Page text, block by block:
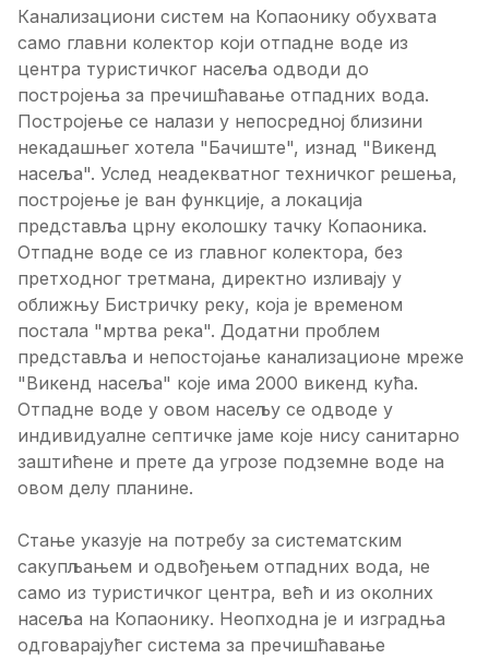
Канализациони систем на Копаонику обухвата
само главни колектор који отпадне воде из
центра туристичког насеља одводи до
постројења за пречишћавање отпадних вода.
Постројење се налази у непосредној близини
некадашњег хотела "Бачиште", изнад "Викенд
насеља". Услед неадекватног техничког решења,
постројење је ван функције, а локација
представља црну еколошку тачку Копаоника.
Отпадне воде се из главног колектора, без
претходног третмана, директно изливају у
оближњу Бистричку реку, која је временом
постала "мртва река". Додатни проблем
представља и непостојање канализационе мреже
"Викенд насеља" које има 2000 викенд кућа.
Отпадне воде у овом насељу се одводе у
индивидуалне септичке јаме које нису санитарно
заштићене и прете да угрозе подземне воде на
овом делу планине.
Стање указује на потребу за систематским
сакупљањем и одвођењем отпадних вода, не
само из туристичког центра, већ и из околних
насеља на Копаонику. Неопходна је и изградња
одговарајућег система за пречишћавање